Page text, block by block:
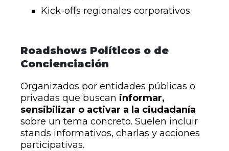
Kick-offs regionales corporativos
Roadshows Políticos o de
Concienciación
Organizados por entidades públicas o
privadas que buscan informar,
sensibilizar o activar a la ciudadanía
sobre un tema concreto. Suelen incluir
stands informativos, charlas y acciones
participativas.